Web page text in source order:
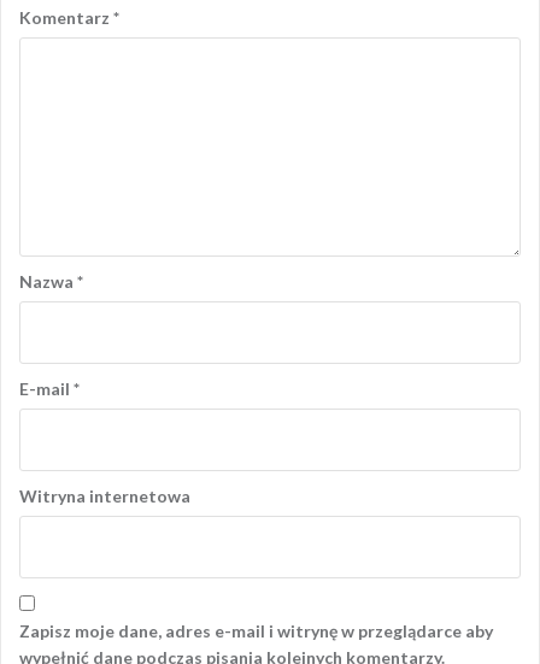
Komentarz *
Nazwa *
E-mail *
Witryna internetowa
Zapisz moje dane, adres e-mail i witrynę w przeglądarce aby
wypełnić dane podczas pisania kolejnych komentarzy.